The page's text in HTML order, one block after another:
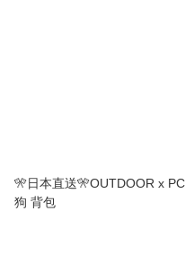
🎌日本直送🎌OUTDOOR x PC
狗 背包